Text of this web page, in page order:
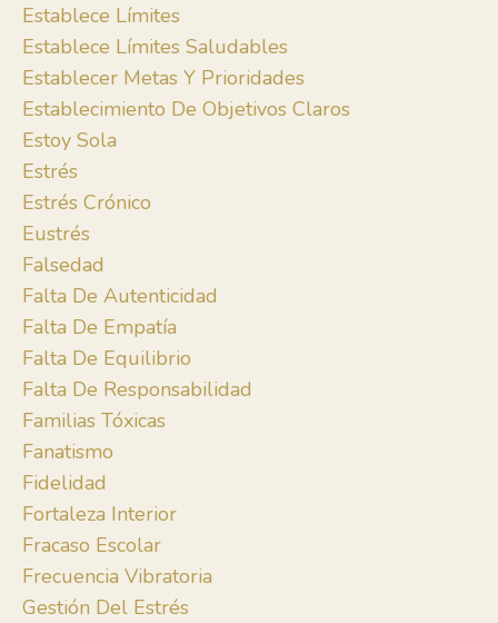
Establece Límites
Establece Límites Saludables
Establecer Metas Y Prioridades
Establecimiento De Objetivos Claros
Estoy Sola
Estrés
Estrés Crónico
Eustrés
Falsedad
Falta De Autenticidad
Falta De Empatía
Falta De Equilibrio
Falta De Responsabilidad
Familias Tóxicas
Fanatismo
Fidelidad
Fortaleza Interior
Fracaso Escolar
Frecuencia Vibratoria
Gestión Del Estrés